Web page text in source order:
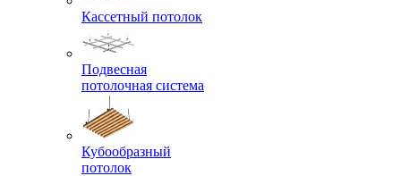
Кассетный потолок
Подвесная
потолочная система
Кубообразный
потолок